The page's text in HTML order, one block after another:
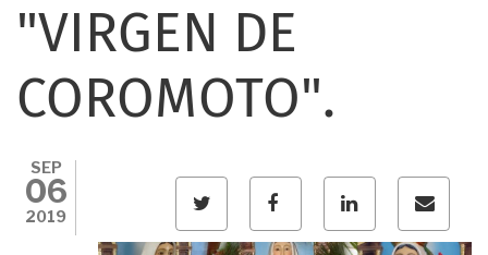
"VIRGEN DE
COROMOTO".
SEP
06
2019 TWITTERFACEBOOKLINKED
IN